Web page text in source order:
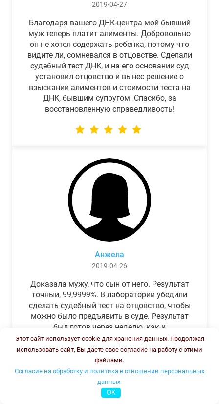
2019-04-27
Благодаря вашего ДНК-центра мой бывший
муж теперь платит алименты. Добровольно
он не хотел содержать ребенка, потому что
видите ли, сомневался в отцовстве. Сделали
судебный тест ДНК, и на его основании суд
установил отцовство и вынес решение о
взыскании алиментов и стоимости теста на
ДНК, бывшим супругом. Спасибо, за
восстановленную справедливость!
Анжела
2019-04-26
Доказала мужу, что сын от него. Результат
точный, 99,9999%. В лаборатории убедили
сделать судебный тест на отцовство, чтобы
можно было предъявить в суде. Результат
был готов через неделю, как и
обещали.Теперь муж бегает и извиняется.
Этот сайт использует cookie для хранения данных. Продолжая
использовать сайт, Вы даете свое согласие на работу с этими
файлами.
Согласие на обработку и политика в отношении персональных
данных.
OK